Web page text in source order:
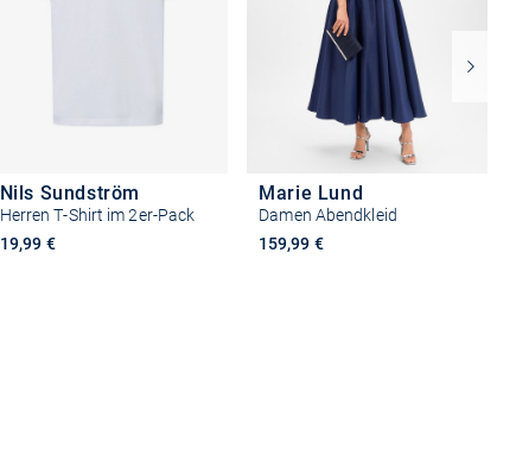
Nils Sundström
Herren T-Shirt im 2er-Pack
19,99 €
Marie Lund
Damen Abendkleid
159,99 €